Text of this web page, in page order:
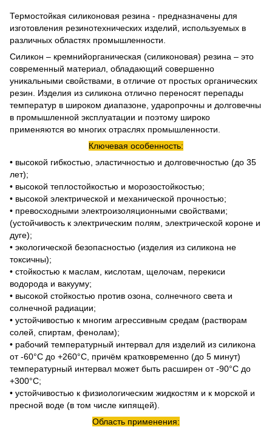
Термостойкая силиконовая резина - предназначены для
изготовления резинотехнических изделий, используемых в
различных областях промышленности.
Силикон – кремнийорганическая (силиконовая) резина – это
современный материал, обладающий совершенно
уникальными свойствами, в отличие от простых органических
резин. Изделия из силикона отлично переносят перепады
температур в широком диапазоне, ударопрочны и долговечны
в промышленной эксплуатации и поэтому широко
применяются во многих отраслях промышленности.
Ключевая особенность:
• высокой гибкостью, эластичностью и долговечностью (до 35
лет);
• высокой теплостойкостью и морозостойкостью;
• высокой электрической и механической прочностью;
• превосходными электроизоляционными свойствами;
(устойчивость к электрическим полям, электрической короне и
дуге);
• экологической безопасностью (изделия из силикона не
токсичны);
• стойкостью к маслам, кислотам, щелочам, перекиси
водорода и вакууму;
• высокой стойкостью против озона, солнечного света и
солнечной радиации;
• устойчивостью к многим агрессивным средам (растворам
солей, спиртам, фенолам);
• рабочий температурный интервал для изделий из силикона
от -60°С до +260°С, причём кратковременно (до 5 минут)
температурный интервал может быть расширен от -90°С до
+300°С;
• устойчивостью к физиологическим жидкостям и к морской и
пресной воде (в том числе кипящей).
Область применения: